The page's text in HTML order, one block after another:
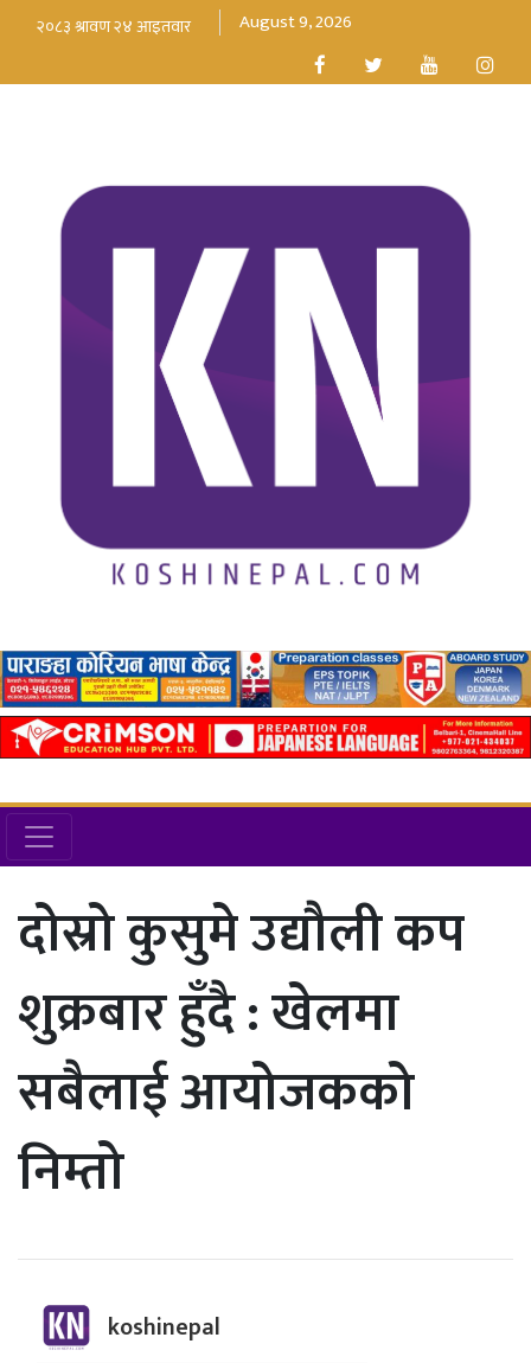
August 9, 2026
दोस्रो कुसुमे उद्यौली कप
शुक्रबार हुँदै : खेलमा
सबैलाई आयोजकको
निम्तो
koshinepal